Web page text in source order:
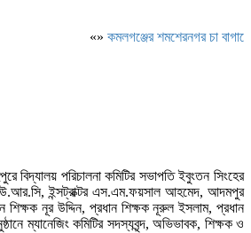
«»কমলগঞ্জের শমশেরনগর চা বাগানে
বিদ্যালয় পরিচালনা কমিটির সভাপতি ইবুংতন সিংহের
ইউ.আর.সি, ইন্সট্রাক্টর এস.এম.ফয়সাল আহমেদ, আদমপুর
শিক্ষক নূর উদ্দিন, প্রধান শিক্ষক নূরুল ইসলাম, প্রধান
ম্যানেজিং কমিটির সদস্যবৃন্দ, অভিভাবক, শিক্ষক ও